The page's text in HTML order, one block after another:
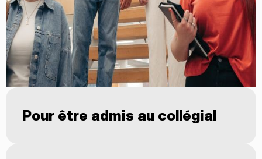
Pour être admis au collégial